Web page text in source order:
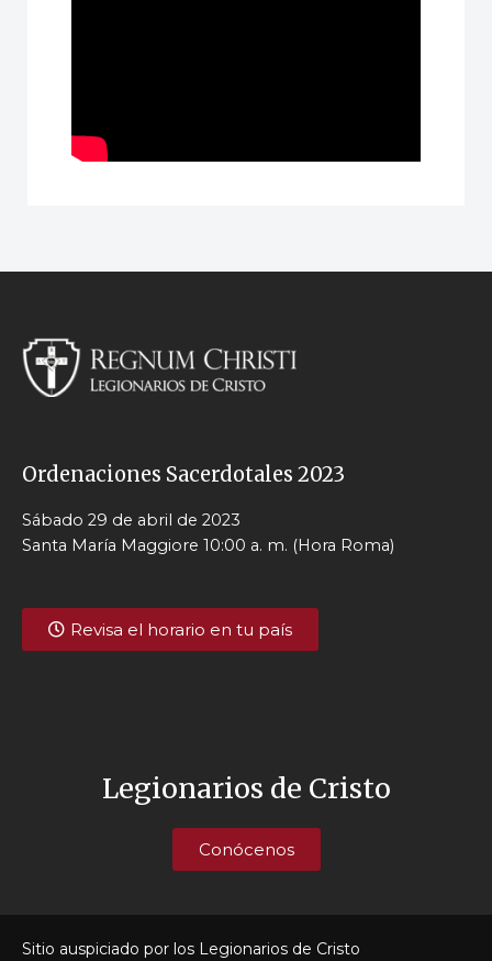
Ordenaciones Sacerdotales 2023
Sábado 29 de abril de 2023
Santa María Maggiore 10:00 a. m. (Hora Roma)
Revisa el horario en tu país
Legionarios de Cristo
Conócenos
Sitio auspiciado por los Legionarios de Cristo